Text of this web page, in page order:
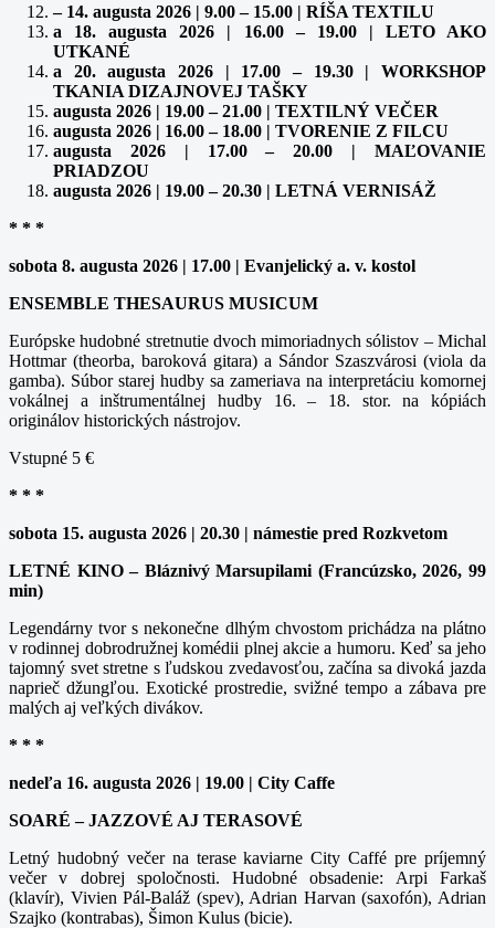
– 14. augusta 2026 | 9.00 – 15.00 | RÍŠA TEXTILU
a 18. augusta 2026 | 16.00 – 19.00 | LETO AKO
UTKANÉ
a 20. augusta 2026 | 17.00 – 19.30 | WORKSHOP
TKANIA DIZAJNOVEJ TAŠKY
augusta 2026 | 19.00 – 21.00 | TEXTILNÝ VEČER
augusta 2026 | 16.00 – 18.00 | TVORENIE Z FILCU
augusta 2026 | 17.00 – 20.00 | MAĽOVANIE
PRIADZOU
augusta 2026 | 19.00 – 20.30 | LETNÁ VERNISÁŽ
* * *
sobota 8. augusta 2026 | 17.00 | Evanjelický a. v. kostol
ENSEMBLE THESAURUS MUSICUM
Európske hudobné stretnutie dvoch mimoriadnych sólistov – Michal
Hottmar (theorba, baroková gitara) a Sándor Szaszvárosi (viola da
gamba). Súbor starej hudby sa zameriava na interpretáciu komornej
vokálnej a inštrumentálnej hudby 16. – 18. stor. na kópiách
originálov historických nástrojov.
Vstupné 5 €
* * *
sobota 15. augusta 2026 | 20.30 | námestie pred Rozkvetom
LETNÉ KINO – Bláznivý Marsupilami (Francúzsko, 2026, 99
min)
Legendárny tvor s nekonečne dlhým chvostom prichádza na plátno
v rodinnej dobrodružnej komédii plnej akcie a humoru. Keď sa jeho
tajomný svet stretne s ľudskou zvedavosťou, začína sa divoká jazda
naprieč džungľou. Exotické prostredie, svižné tempo a zábava pre
malých aj veľkých divákov.
* * *
nedeľa 16. augusta 2026 | 19.00 | City Caffe
SOARÉ – JAZZOVÉ AJ TERASOVÉ
Letný hudobný večer na terase kaviarne City Caffé pre príjemný
večer v dobrej spoločnosti. Hudobné obsadenie: Arpi Farkaš
(klavír), Vivien Pál-Baláž (spev), Adrian Harvan (saxofón), Adrian
Szajko (kontrabas), Šimon Kulus (bicie).